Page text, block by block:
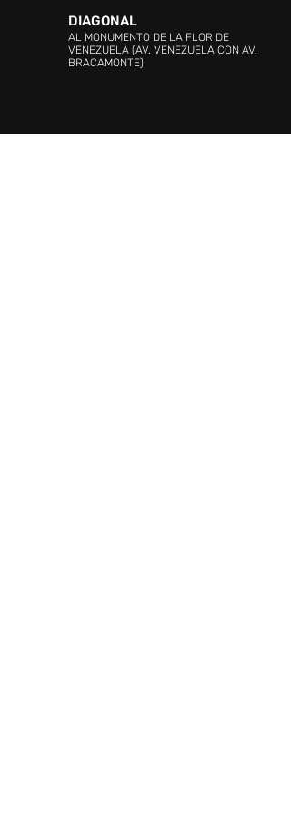
DIAGONAL
AL MONUMENTO DE LA FLOR DE
VENEZUELA (AV. VENEZUELA CON AV.
BRACAMONTE)